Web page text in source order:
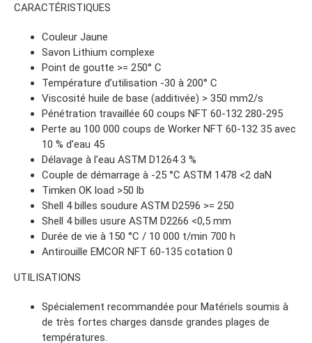
CARACTÉRISTIQUES
Couleur Jaune
Savon Lithium complexe
Point de goutte >= 250° C
Température d’utilisation -30 à 200° C
Viscosité huile de base (additivée) > 350 mm2/s
Pénétration travaillée 60 coups NFT 60-132 280-295
Perte au 100 000 coups de Worker NFT 60-132 35 avec
10 % d’eau 45
Délavage à l’eau ASTM D1264 3 %
Couple de démarrage à -25 °C ASTM 1478 <2 daN
Timken OK load >50 lb
Shell 4 billes soudure ASTM D2596 >= 250
Shell 4 billes usure ASTM D2266 <0,5 mm
Durée de vie à 150 °C / 10 000 t/min 700 h
Antirouille EMCOR NFT 60-135 cotation 0
UTILISATIONS
Spécialement recommandée pour Matériels soumis à
de très fortes charges dansde grandes plages de
températures.